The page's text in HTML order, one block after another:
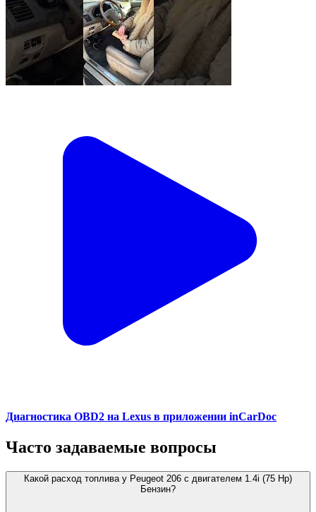
Диагностика OBD2 на Lexus в приложении inCarDoc
Часто задаваемые вопросы
Какой расход топлива у Peugeot 206 с двигателем 1.4i (75 Hp)
Бензин?